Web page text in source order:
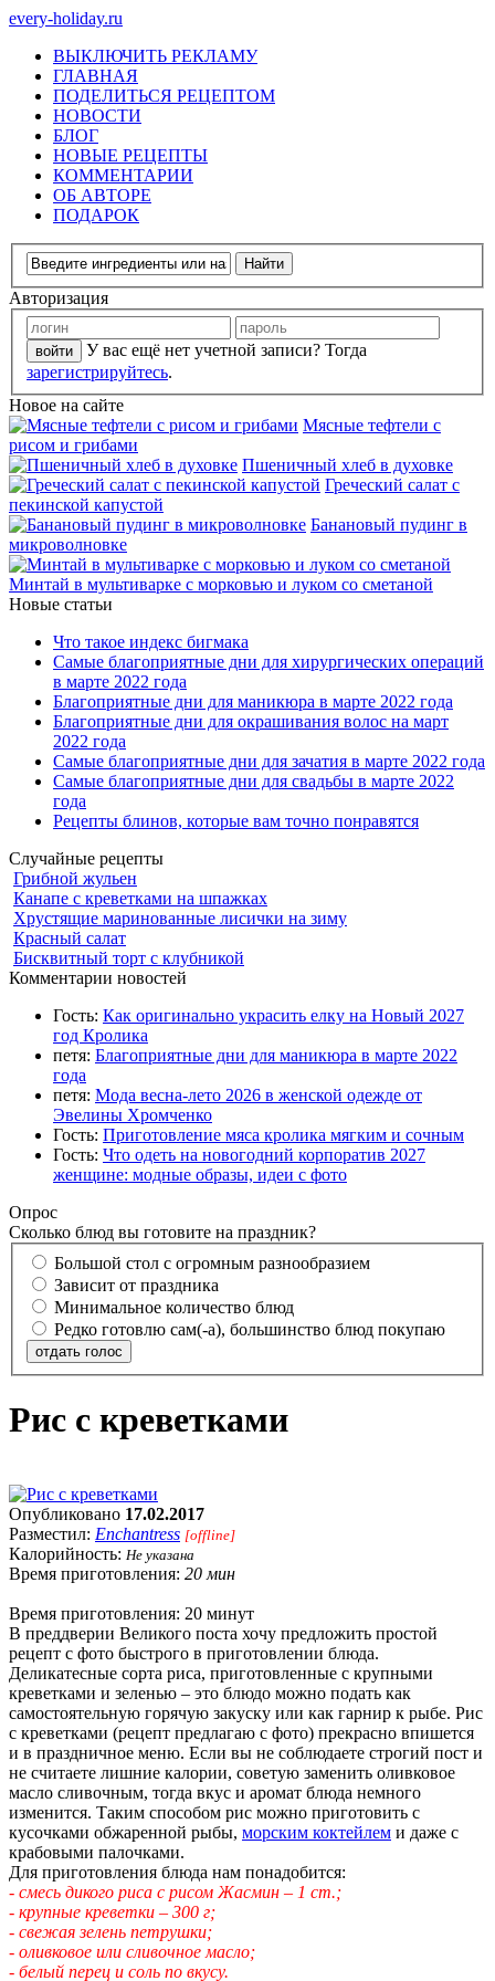
every-holiday.ru
ВЫКЛЮЧИТЬ РЕКЛАМУ
ГЛАВНАЯ
ПОДЕЛИТЬСЯ РЕЦЕПТОМ
НОВОСТИ
БЛОГ
НОВЫЕ РЕЦЕПТЫ
КОММЕНТАРИИ
ОБ АВТОРЕ
ПОДАРОК
Авторизация
У вас ещё нет учетной записи? Тогда
зарегистрируйтесь.
Новое на сайте
Мясные тефтели с
рисом и грибами
Пшеничный хлеб в духовке
Греческий салат с
пекинской капустой
Банановый пудинг в
микроволновке
Минтай в мультиварке с морковью и луком со сметаной
Новые статьи
Что такое индекс бигмака
Самые благоприятные дни для хирургических операций
в марте 2022 года
Благоприятные дни для маникюра в марте 2022 года
Благоприятные дни для окрашивания волос на март
2022 года
Самые благоприятные дни для зачатия в марте 2022 года
Самые благоприятные дни для свадьбы в марте 2022
года
Рецепты блинов, которые вам точно понравятся
Случайные рецепты
Грибной жульен
Канапе с креветками на шпажках
Хрустящие маринованные лисички на зиму
Красный салат
Бисквитный торт с клубникой
Комментарии новостей
Гость: Как оригинально украсить елку на Новый 2027
год Кролика
петя: Благоприятные дни для маникюра в марте 2022
года
петя: Мода весна-лето 2026 в женской одежде от
Эвелины Хромченко
Гость: Приготовление мяса кролика мягким и сочным
Гость: Что одеть на новогодний корпоратив 2027
женщине: модные образы, идеи с фото
Опрос
Сколько блюд вы готовите на праздник?
Большой стол с огромным разнообразием
Зависит от праздника
Минимальное количество блюд
Редко готовлю сам(-а), большинство блюд покупаю
отдать голос
Рис с креветками
Опубликовано 17.02.2017
Разместил: Enchantress [offline]
Калорийность: Не указана
Время приготовления: 20 мин
Время приготовления: 20 минут
В преддверии Великого поста хочу предложить простой
рецепт с фото быстрого в приготовлении блюда.
Деликатесные сорта риса, приготовленные с крупными
креветками и зеленью – это блюдо можно подать как
самостоятельную горячую закуску или как гарнир к рыбе. Рис
с креветками (рецепт предлагаю с фото) прекрасно впишется
и в праздничное меню. Если вы не соблюдаете строгий пост и
не считаете лишние калории, советую заменить оливковое
масло сливочным, тогда вкус и аромат блюда немного
изменится. Таким способом рис можно приготовить с
кусочками обжаренной рыбы, морским коктейлем и даже с
крабовыми палочками.
Для приготовления блюда нам понадобится:
- смесь дикого риса с рисом Жасмин – 1 ст.;
- крупные креветки – 300 г;
- свежая зелень петрушки;
- оливковое или сливочное масло;
- белый перец и соль по вкусу.